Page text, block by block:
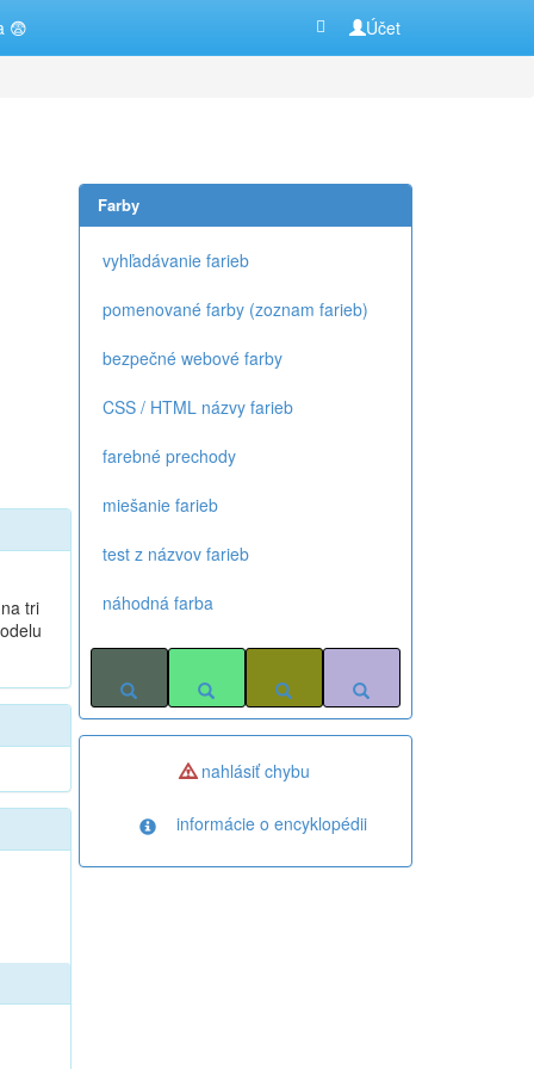
😨 Účet
tri
Farby
vyhľadávanie farieb
pomenované farby (zoznam farieb)
bezpečné webové farby
CSS / HTML názvy farieb
farebné prechody
miešanie farieb
test z názvov farieb
náhodná farba
nahlásiť chybu
informácie o encyklopédii